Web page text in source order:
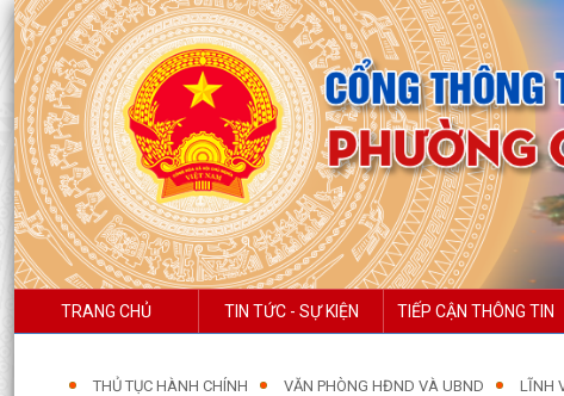
TRANG CHỦ TIN TỨC - SỰ KIỆN TIẾP CẬN THÔNG TIN
THỦ TỤC HÀNH CHÍNH VĂN PHÒNG HĐND VÀ UBND LĨNH